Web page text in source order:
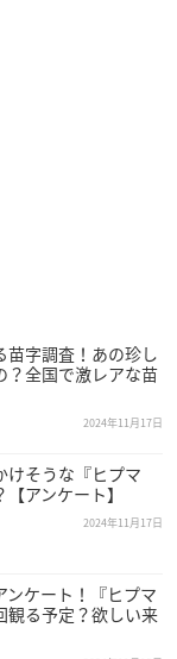
苗字調査！あの珍し
？全国で激レアな苗
2024年11月17日
けそうな『ヒプマ
アンケート】
2024年11月17日
ンケート！『ヒプマ
観る予定？欲しい来